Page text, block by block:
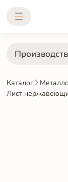
Каталог
Лист